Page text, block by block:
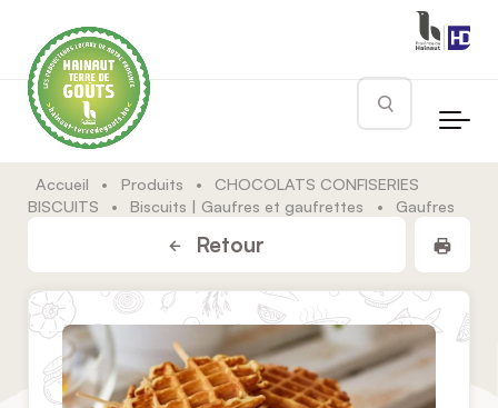
Rechercher
Accueil • Produits •
CHOCOLATS CONFISERIES
BISCUITS
• Biscuits | Gaufres et gaufrettes • Gaufres
Retour